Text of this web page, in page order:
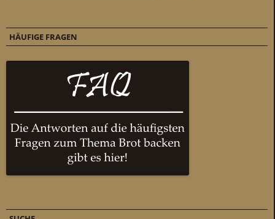
HÄUFIGE FRAGEN